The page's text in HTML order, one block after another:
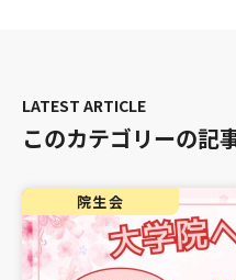
このカテゴリーの記
院生会